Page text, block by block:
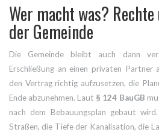
Wer macht was?
der Gemeinde
Die Gemeinde bleibt auch dann
Erschließung an einen privaten Partner
den Vertrag richtig aufzusetzen, die
Ende abzunehmen. Laut § 124 BauGB
nach dem Bebauungsplan gebaut
Straßen, die Tiefe der Kanalisation, die